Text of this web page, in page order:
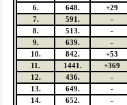
6.
648. +29
7.
591. -
8.
513. -
9.
639. -
10.
842. +53
11.
1441. +369
12.
436. -
13.
649. -
14.
652. -